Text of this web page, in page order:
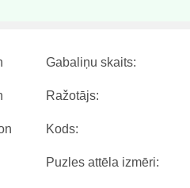
Gabaliņu skaits:
Ražotājs:
Kods:
Puzles attēla izmēri: